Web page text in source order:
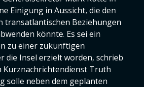
Einigung in Aussicht, die den
transatlantischen Beziehungen
könnte. Es sei ein
zu einer zukünftigen
die Insel erzielt worden, schrieb
Kurznachrichtendienst Truth
solle neben dem geplanten